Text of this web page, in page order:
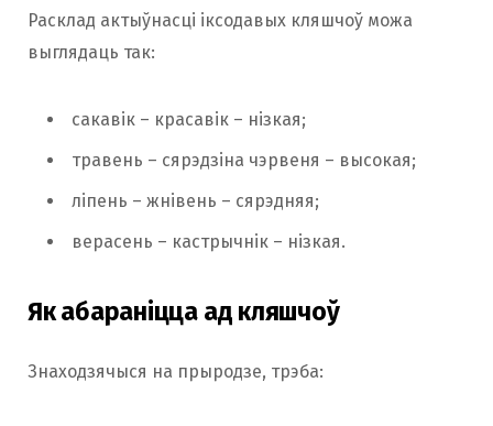
Расклад актыўнасці іксодавых кляшчоў можа
выглядаць так:
сакавік – красавік – нізкая;
травень – сярэдзіна чэрвеня – высокая;
ліпень – жнівень – сярэдняя;
верасень – кастрычнік – нізкая.
Як абараніцца ад кляшчоў
Знаходзячыся на прыродзе, трэба: